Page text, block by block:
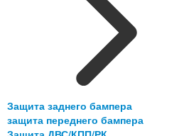
Защита заднего бампера
защита переднего бампера